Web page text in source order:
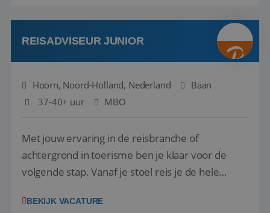
werken: of het nu gaat om vragen ...
REISADVISEUR JUNIOR
Hoorn, Noord-Holland, Nederland
Baan
37-40+ uur
MBO
Met jouw ervaring in de reisbranche of
achtergrond in toerisme ben je klaar voor de
volgende stap. Vanaf je stoel reis je de hele
wensen van je team, je klant en wat er in de
BEKIJK VACATURE